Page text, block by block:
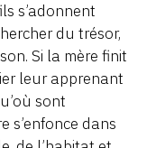
s’adonnent
du trésor,
Si la mère finit
leur apprenant
sont
s’enfonce dans